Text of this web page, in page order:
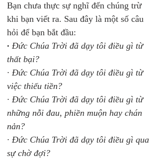
Bạn chưa thực sự nghĩ đến chúng trừ
khi bạn viết ra. Sau đây là một số câu
hỏi để bạn bắt đầu:
· Đức Chúa Trời đã dạy tôi điều gì từ
thất bại?
· Đức Chúa Trời đã dạy tôi điều gì từ
việc thiếu tiền?
· Đức Chúa Trời đã dạy tôi điều gì từ
những nỗi đau, phiền muộn hay chán
nản?
· Đức Chúa Trời đã dạy tôi điều gì qua
sự chờ đợi?